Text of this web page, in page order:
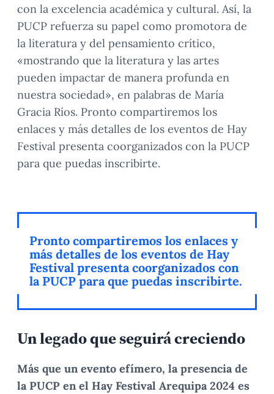
con la excelencia académica y cultural. Así, la
PUCP refuerza su papel como promotora de
la literatura y del pensamiento crítico,
«mostrando que la literatura y las artes
pueden impactar de manera profunda en
nuestra sociedad», en palabras de María
Gracia Ríos. Pronto compartiremos los
enlaces y más detalles de los eventos de Hay
Festival presenta coorganizados con la PUCP
para que puedas inscribirte.
Pronto compartiremos los enlaces y
más detalles de los eventos de Hay
Festival presenta coorganizados con
la PUCP para que puedas inscribirte.
Un legado que seguirá creciendo
Más que un evento efímero, la presencia de
la PUCP en el Hay Festival Arequipa 2024 es